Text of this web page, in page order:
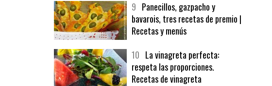
9 Panecillos, gazpacho y
bavarois, tres recetas de premio |
Recetas y menús
10 La vinagreta perfecta:
respeta las proporciones.
Recetas de vinagreta